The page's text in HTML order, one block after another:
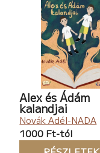
Alex és Ádám
kalandjai
Novák Adél-NADA
1000 Ft-tól